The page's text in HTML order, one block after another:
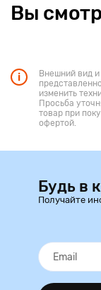
Вы
Внешний вид
изменить
Просьба
товар при
офертой.
Будь в
Получайте